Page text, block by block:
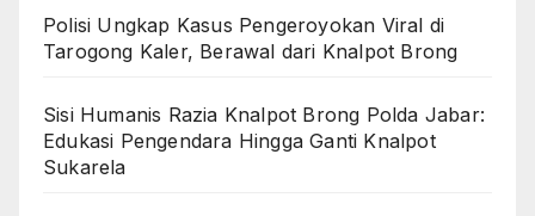
Polisi Ungkap Kasus Pengeroyokan Viral di
Tarogong Kaler, Berawal dari Knalpot Brong
Sisi Humanis Razia Knalpot Brong Polda Jabar:
Edukasi Pengendara Hingga Ganti Knalpot
Sukarela